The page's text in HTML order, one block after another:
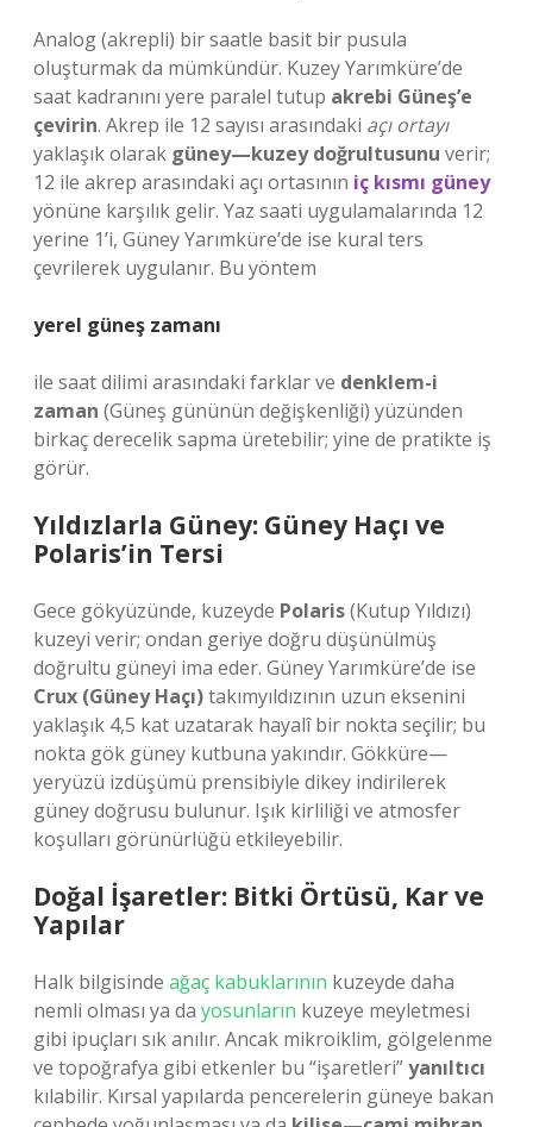
Analog (akrepli) bir saatle basit bir pusula
oluşturmak da mümkündür. Kuzey Yarımküre’de
saat kadranını yere paralel tutup akrebi Güneş’e
çevirin. Akrep ile 12 sayısı arasındaki açı ortayı
yaklaşık olarak güney—kuzey doğrultusunu verir;
12 ile akrep arasındaki açı ortasının iç kısmı güney
yönüne karşılık gelir. Yaz saati uygulamalarında 12
yerine 1’i, Güney Yarımküre’de ise kural ters
çevrilerek uygulanır. Bu yöntem
yerel güneş zamanı
ile saat dilimi arasındaki farklar ve denklem-i
zaman (Güneş gününün değişkenliği) yüzünden
birkaç derecelik sapma üretebilir; yine de pratikte iş
görür.
Yıldızlarla Güney: Güney Haçı ve
Polaris’in Tersi
Gece gökyüzünde, kuzeyde Polaris(Kutup Yıldızı)
kuzeyi verir; ondan geriye doğru düşünülmüş
doğrultu güneyi ima eder. Güney Yarımküre’de ise
Crux (Güney Haçı)takımyıldızının uzun eksenini
yaklaşık 4,5 kat uzatarak hayalî bir nokta seçilir; bu
nokta gök güney kutbuna yakındır. Gökküre—
yeryüzü izdüşümü prensibiyle dikey indirilerek
güney doğrusu bulunur. Işık kirliliği ve atmosfer
koşulları görünürlüğü etkileyebilir.
Doğal İşaretler: Bitki Örtüsü, Kar ve
Yapılar
Halk bilgisinde ağaç kabuklarının kuzeyde daha
nemli olması ya da yosunların kuzeye meyletmesi
gibi ipuçları sık anılır. Ancak mikroiklim, gölgelenme
ve topoğrafya gibi etkenler bu “işaretleri”yanıltıcı
kılabilir. Kırsal yapılarda pencerelerin güneye bakan